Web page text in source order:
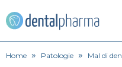
HOME
Home » Patologie » Mal di